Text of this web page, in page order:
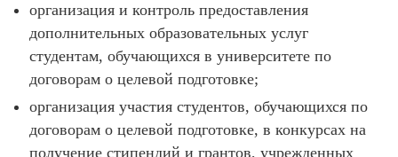
организация и контроль предоставления
дополнительных образовательных услуг
студентам, обучающихся в университете по
договорам о целевой подготовке;
организация участия студентов, обучающихся по
договорам о целевой подготовке, в конкурсах на
получение стипендий и грантов, учрежденных